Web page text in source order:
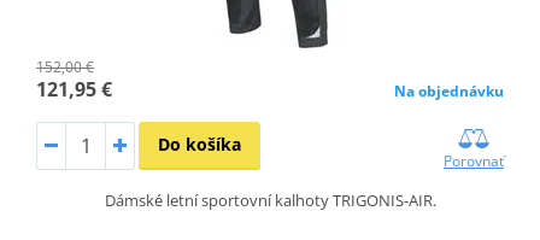
152,00 €
121,95 € Na objednávku
Do košíka
Porovnať
Dámské letní sportovní kalhoty TRIGONIS-AIR.